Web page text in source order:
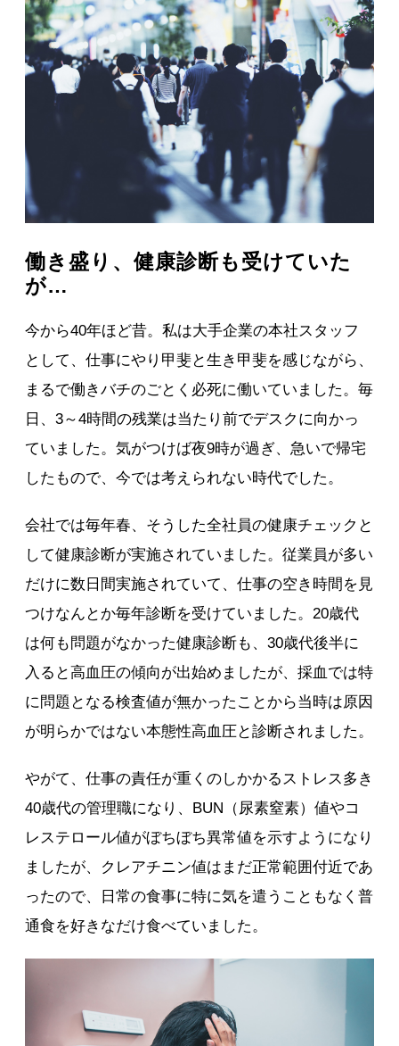
働き盛り、健康診断も受けていた
が…
今から40年ほど昔。私は大手企業の本社スタッフ
として、仕事にやり甲斐と生き甲斐を感じながら、
まるで働きバチのごとく必死に働いていました。毎
日、3～4時間の残業は当たり前でデスクに向かっ
ていました。気がつけば夜9時が過ぎ、急いで帰宅
したもので、今では考えられない時代でした。
会社では毎年春、そうした全社員の健康チェックと
して健康診断が実施されていました。従業員が多い
だけに数日間実施されていて、仕事の空き時間を見
つけなんとか毎年診断を受けていました。20歳代
は何も問題がなかった健康診断も、30歳代後半に
入ると高血圧の傾向が出始めましたが、採血では特
に問題となる検査値が無かったことから当時は原因
が明らかではない本態性高血圧と診断されました。
やがて、仕事の責任が重くのしかかるストレス多き
40歳代の管理職になり、BUN（尿素窒素）値やコ
レステロール値がぼちぼち異常値を示すようになり
ましたが、クレアチニン値はまだ正常範囲付近であ
ったので、日常の食事に特に気を遣うこともなく普
通食を好きなだけ食べていました。